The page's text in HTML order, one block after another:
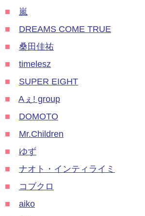
■
嵐
■
DREAMS COME TRUE
■
桑田佳祐
■
timelesz
■
SUPER EIGHT
■
Aぇ! group
■
DOMOTO
■
Mr.Children
■
ゆず
■
ナオト・インティライミ
■
コブクロ
■
aiko